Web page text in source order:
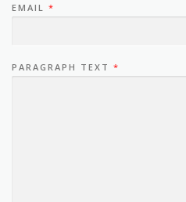
EMAIL *
PARAGRAPH TEXT *